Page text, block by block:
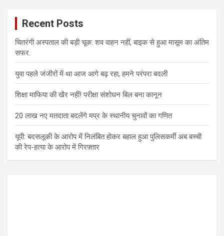
Recent Posts
चितरंगी अस्पताल की बड़ी चूक: शव वाहन नहीं, बाइक से हुआ मासूम का अंतिम
सफर.
युवा पहले जंजीरों में था आज आगे बढ़ रहा, हमने परंपरा बदली
शिक्षा माफिया की खैर नहीं! परीक्षा संशोधन बिल बना कानून
20 लाख नए मतदाता बदलेंगे मप्र के स्थानीय चुनावों का गणित
यूपी: बदसलूकी के आरोप में निलंबित होकर बहाल हुआ पुलिसकर्मी अब बच्ची
की रेप-हत्या के आरोप में गिरफ़्तार